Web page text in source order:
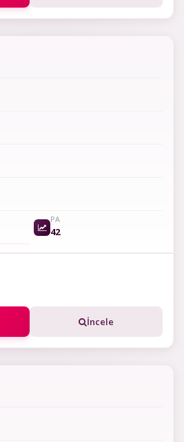
PA
42
İncele